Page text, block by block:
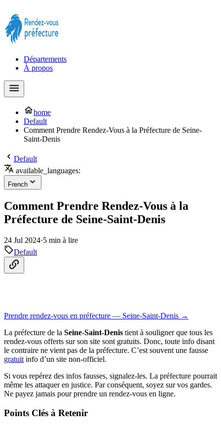
Départements
À propos
home
Default
Comment Prendre Rendez-Vous à la Préfecture de Seine-
Saint-Denis
Default
available_languages:
French
Comment Prendre Rendez-Vous à la
Préfecture de Seine-Saint-Denis
24 Jul 2024·5 min à lire
Default
Prendre rendez-vous en préfecture — Seine-Saint-Denis →
La préfecture de la Seine-Saint-Denis tient à souligner que tous les
rendez-vous offerts sur son site sont gratuits. Donc, toute info disant
le contraire ne vient pas de la préfecture. C’est souvent une fausse
gratuit info d’un site non-officiel.
Si vous repérez des infos fausses, signalez-les. La préfecture pourrait
même les attaquer en justice. Par conséquent, soyez sur vos gardes.
Ne payez jamais pour prendre un rendez-vous en ligne.
Points Clés à Retenir